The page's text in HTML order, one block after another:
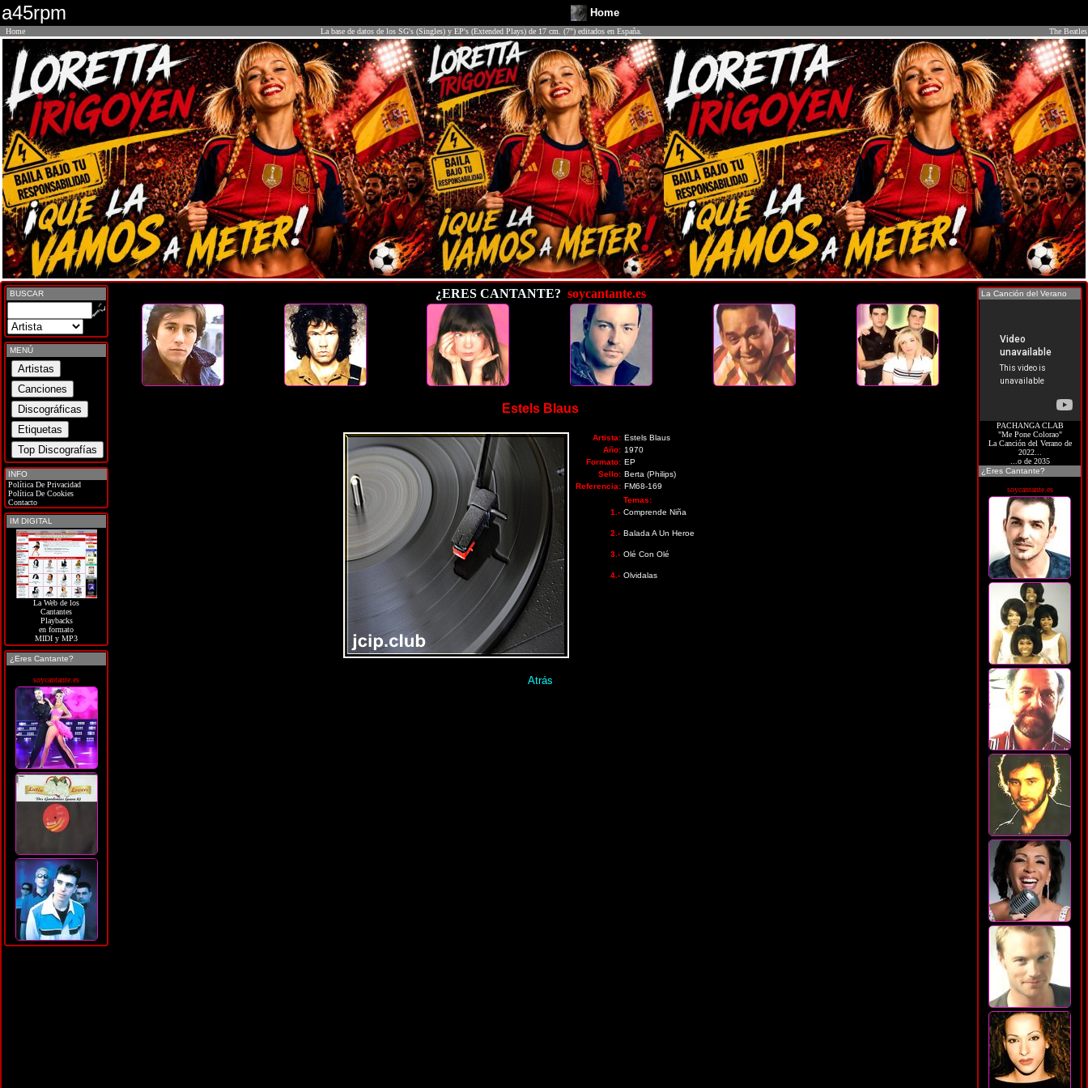
a45rpm Home
Home La base de datos de los SG's (Singles) y EP's (Extended Plays) de 17 cm. (7") editados en España. The Beatles
BUSCAR
MENÚ
INFO
Política De Privacidad
Política De Cookies
Contacto
IM DIGITAL
La Web de los
Cantantes
Playbacks
en formato
MIDI y MP3
¿Eres Cantante?
soycantante.es
¿ERES CANTANTE? soycantante.es
Estels Blaus
Artista: Estels Blaus
Año: 1970
Formato: EP
Sello: Berta (Philips)
Referencia: FM68-169
Temas:
1.- Comprende Niña
2.- Balada A Un Heroe
3.- Olé Con Olé
4.- Olvidalas
Atrás
La Canción del Verano
PACHANGA CLAB
"Me Pone Colorao"
La Canción del Verano de
2022...
...o de 2035
¿Eres Cantante?
soycantante.es